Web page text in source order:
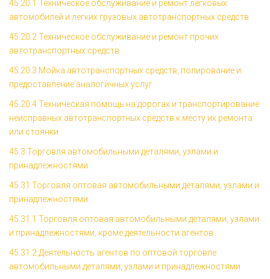
45.20.1 Техническое обслуживание и ремонт легковых
автомобилей и легких грузовых автотранспортных средств
45.20.2 Техническое обслуживание и ремонт прочих
автотранспортных средств
45.20.3 Мойка автотранспортных средств, полирование и
предоставление аналогичных услуг
45.20.4 Техническая помощь на дорогах и транспортирование
неисправных автотранспортных средств к месту их ремонта
или стоянки
45.3 Торговля автомобильными деталями, узлами и
принадлежностями
45.31 Торговля оптовая автомобильными деталями, узлами и
принадлежностями
45.31.1 Торговля оптовая автомобильными деталями, узлами
и принадлежностями, кроме деятельности агентов
45.31.2 Деятельность агентов по оптовой торговле
автомобильными деталями, узлами и принадлежностями